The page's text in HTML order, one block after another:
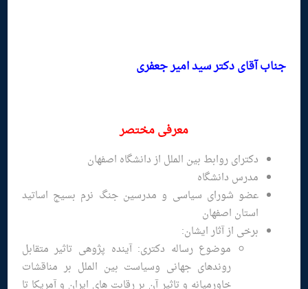
جناب آقای دکتر سید امیر جعفری
معرفی مختصر
دکترای روابط بین الملل از دانشگاه اصفهان
مدرس دانشگاه
عضو شورای سیاسی و مدرسین جنگ نرم بسیج اساتید
استان اصفهان
برخی از آثار ایشان:
موضوع رساله دکتری: آینده پژوهی تاثیر متقابل
روندهای جهانی وسیاست بین الملل بر مناقشات
خاورمیانه و تاثیر آن بر رقابت های ایران و آمریکا تا